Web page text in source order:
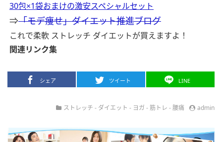
30包×1袋おまけの激安スペシャルセット
⇒「モデ痩せ」ダイエット推進ブログ
これで柔軟 ストレッチ ダイエットが買えますよ！
関連リンク集
シェア ツイート LINE
ストレッチ - ダイエット - ヨガ -筋トレ -腰痛 admin